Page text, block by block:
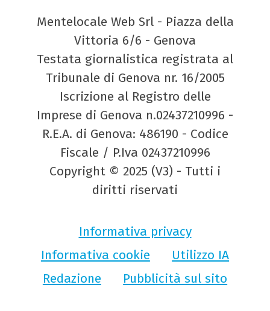
Mentelocale Web Srl - Piazza della
Vittoria 6/6 - Genova
Testata giornalistica registrata al
Tribunale di Genova nr. 16/2005
Iscrizione al Registro delle
Imprese di Genova n.02437210996 -
R.E.A. di Genova: 486190 - Codice
Fiscale / P.Iva 02437210996
Copyright © 2025 (V3) - Tutti i
diritti riservati
Informativa privacy
Informativa cookie
Utilizzo IA
Redazione
Pubblicità sul sito